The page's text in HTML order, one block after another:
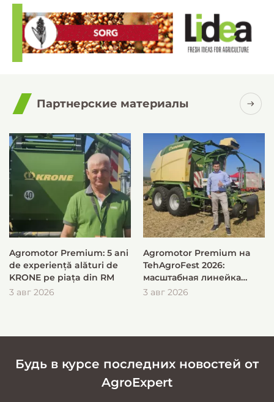
Партнерские материалы
Agromotor Premium: 5 ani
de experiență alături de
KRONE pe piața din RM
3 авг 2026
Agromotor Premium на
TehAgroFest 2026:
масштабная линейка
KRONE для быстрой и
3 авг 2026
Будь в курсе последних новостей от
AgroExpert